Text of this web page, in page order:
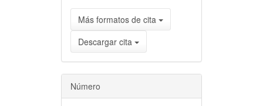
Más formatos de cita
Descargar cita
Número